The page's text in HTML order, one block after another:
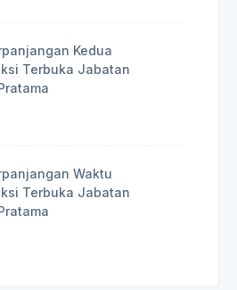
Kedua
Terbuka Jabatan
Waktu
Terbuka Jabatan